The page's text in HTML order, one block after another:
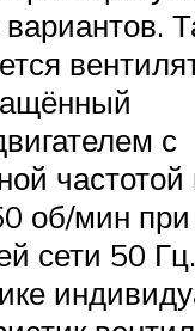
с
об/мин при
сети 50 Гц.